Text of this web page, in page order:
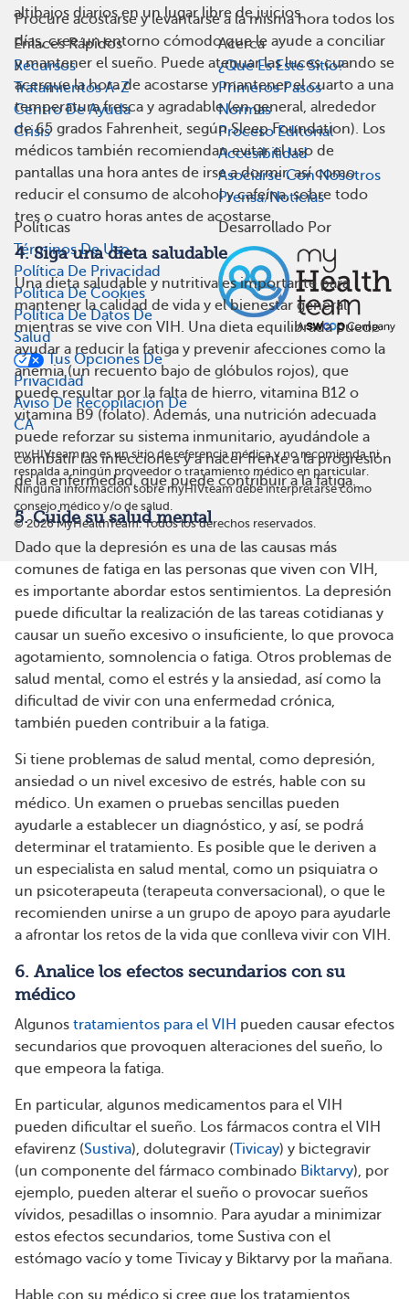
Procure acostarse y levantarse a la misma hora todos los
días, cree un entorno cómodo que le ayude a conciliar
y mantener el sueño. Puede atenuar las luces cuando se
acerque la hora de acostarse y mantener el cuarto a una
temperatura fresca y agradable (en general, alrededor
de 65 grados Fahrenheit, según Sleep Foundation). Los
médicos también recomiendan evitar el uso de
pantallas una hora antes de irse a dormir, así como
reducir el consumo de alcohol y cafeína, sobre todo
tres o cuatro horas antes de acostarse.
4. Siga una dieta saludable
Una dieta saludable y nutritiva es importante para
mantener la calidad de vida y el bienestar general
mientras se vive con VIH. Una dieta equilibrada puede
ayudar a reducir la fatiga y prevenir afecciones como la
anemia (un recuento bajo de glóbulos rojos), que
puede resultar por la falta de hierro, vitamina B12 o
vitamina B9 (folato). Además, una nutrición adecuada
puede reforzar su sistema inmunitario, ayudándole a
combatir las infecciones y a hacer frente a la progresión
de la enfermedad, que puede contribuir a la fatiga.
5. Cuide su salud mental
Dado que la depresión es una de las causas más
comunes de fatiga en las personas que viven con VIH,
es importante abordar estos sentimientos. La depresión
puede dificultar la realización de las tareas cotidianas y
causar un sueño excesivo o insuficiente, lo que provoca
agotamiento, somnolencia o fatiga. Otros problemas de
salud mental, como el estrés y la ansiedad, así como la
dificultad de vivir con una enfermedad crónica,
también pueden contribuir a la fatiga.
Si tiene problemas de salud mental, como depresión,
ansiedad o un nivel excesivo de estrés, hable con su
médico. Un examen o pruebas sencillas pueden
ayudarle a establecer un diagnóstico, y así, se podrá
determinar el tratamiento. Es posible que le deriven a
un especialista en salud mental, como un psiquiatra o
un psicoterapeuta (terapeuta conversacional), o que le
recomienden unirse a un grupo de apoyo para ayudarle
a afrontar los retos de la vida que conlleva vivir con VIH.
6. Analice los efectos secundarios con su
médico
Algunos tratamientos para el VIH pueden causar efectos
secundarios que provoquen alteraciones del sueño, lo
que empeora la fatiga.
En particular, algunos medicamentos para el VIH
pueden dificultar el sueño. Los fármacos contra el VIH
efavirenz (Sustiva), dolutegravir (Tivicay) y bictegravir
(un componente del fármaco combinado Biktarvy), por
ejemplo, pueden alterar el sueño o provocar sueños
vívidos, pesadillas o insomnio. Para ayudar a minimizar
estos efectos secundarios, tome Sustiva con el
estómago vacío y tome Tivicay y Biktarvy por la mañana.
Hable con su médico si cree que los tratamientos
altibajos diarios en un lugar libre de juicios.
Enlaces Rápidos
Recursos
Tratamientos A-Z
Centro De Ayuda
Crisis
Acerca
¿Qué Es Este Sitio?
Primeros Pasos
Normas
Proceso Editorial
Accesibilidad
Asociarse Con Nosotros
Prensa/Noticias
Políticas
Términos De Uso
Política De Privacidad
Política De Cookies
Política De Datos De
Salud
Tus Opciones De
Privacidad
Aviso De Recopilación De
CA
Desarrollado Por
myHIVteam no es un sitio de referencia médica y no recomienda ni
respalda a ningún proveedor o tratamiento médico en particular.
Ninguna información sobre myHIVteam debe interpretarse como
consejo médico y/o de salud.
©2026MyHealthTeam. Todos los derechos reservados.